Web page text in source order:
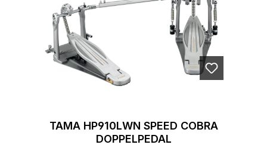
TAMA HP910LWN SPEED COBRA
DOPPELPEDAL